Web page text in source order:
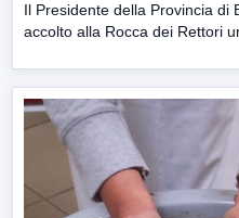
Il Presidente della Provincia di
accolto alla Rocca dei Rettori